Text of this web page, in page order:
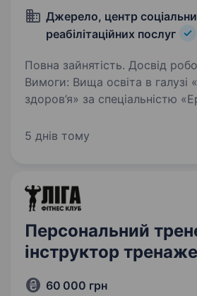
Джерело, центр
реабілітаційних послуг
Повна зайнятість. Досвід
Вимоги: Вища освіта в галузі «Охорона
здоров’я» за спеціальністю
за спеціальністю «Фізична
5 днів тому
Персональний
інструктор
60 000 грн